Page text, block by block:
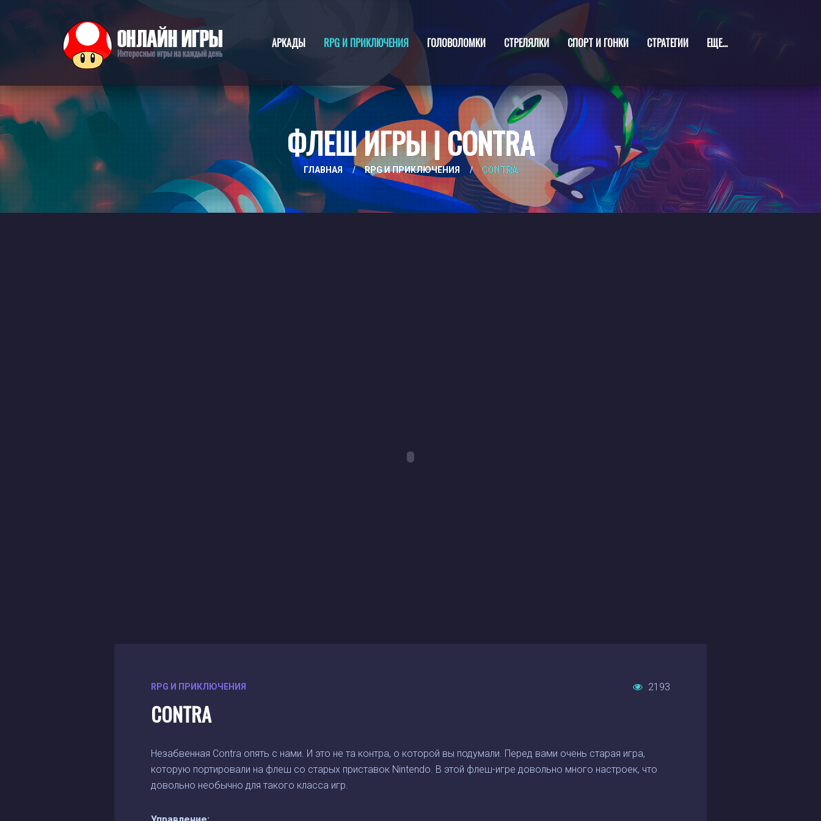
АРКАДЫ RPG И ПРИКЛЮЧЕНИЯ ГОЛОВОЛОМКИ СТРЕЛЯЛКИ СПОРТ И ГОНКИ СТРАТЕГИИ ЕЩЕ...
ФЛЕШ ИГРЫ | CONTRA
ГЛАВНАЯ / RPG И ПРИКЛЮЧЕНИЯ / CONTRA
RPG И ПРИКЛЮЧЕНИЯ 2193
CONTRA
Незабвенная Contra опять с нами. И это не та контра, о которой вы подумали. Перед вами очень старая игра,
которую портировали на флеш со старых приставок Nintendo. В этой флеш-игре довольно много настроек, что
довольно необычно для такого класса игр.